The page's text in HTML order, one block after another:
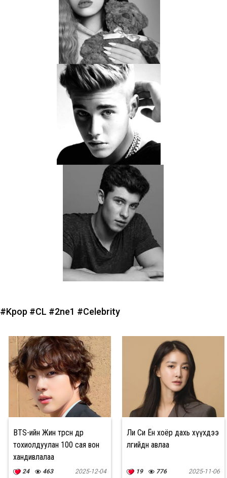
#Kpop #CL #2ne1 #Celebrity
BTS-ийн Жин төрсөн өдрөө
тохиолдуулан 100 сая вон
хандивлалаа
24 463 2025-12-04
Ли Си Ён хоёр дахь хүүхдээ
өлгийдөн авлаа
19 776 2025-11-06